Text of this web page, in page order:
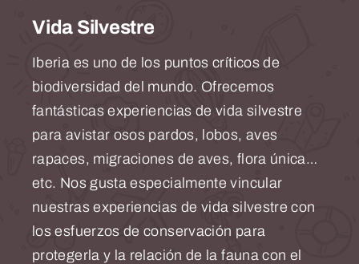
Vida Silvestre
Iberia es uno de los puntos críticos de
biodiversidad del mundo. Ofrecemos
fantásticas experiencias de vida silvestre
para avistar osos pardos, lobos, aves
rapaces, migraciones de aves, flora única…
etc. Nos gusta especialmente vincular
nuestras experiencias de vida silvestre con
los esfuerzos de conservación para
protegerla y la relación de la fauna con el